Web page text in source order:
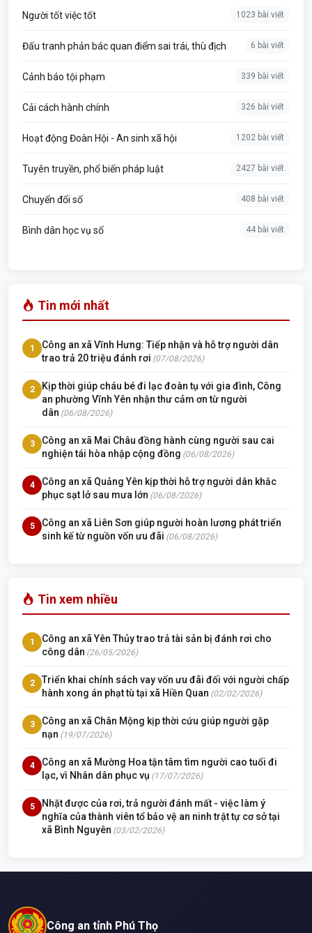
Người tốt việc tốt 1023 bài viết
Đấu tranh phản bác quan điểm sai trái, thù địch 6 bài viết
Cảnh báo tội phạm 339 bài viết
Cải cách hành chính 326 bài viết
Hoạt động Đoàn Hội - An sinh xã hội 1202 bài viết
Tuyên truyền, phổ biến pháp luật 2427 bài viết
Chuyển đổi số 408 bài viết
Bình dân học vụ số 44 bài viết
Tin mới nhất
1
Công an xã Vĩnh Hưng: Tiếp nhận và hỗ trợ người dân
trao trả 20 triệu đánh rơi (07/08/2026)
2
Kịp thời giúp cháu bé đi lạc đoàn tụ với gia đình, Công
an phường Vĩnh Yên nhận thư cảm ơn từ người
dân (06/08/2026)
3
Công an xã Mai Châu đồng hành cùng người sau cai
nghiện tái hòa nhập cộng đồng (06/08/2026)
4
Công an xã Quảng Yên kịp thời hỗ trợ người dân khắc
phục sạt lở sau mưa lớn (06/08/2026)
5
Công an xã Liên Sơn giúp người hoàn lương phát triển
sinh kế từ nguồn vốn ưu đãi (06/08/2026)
Tin xem nhiều
1
Công an xã Yên Thủy trao trả tài sản bị đánh rơi cho
công dân (26/05/2026)
2
Triển khai chính sách vay vốn ưu đãi đối với người chấp
hành xong án phạt tù tại xã Hiền Quan (02/02/2026)
3
Công an xã Chân Mộng kịp thời cứu giúp người gặp
nạn (19/07/2026)
4
Công an xã Mường Hoa tận tâm tìm người cao tuổi đi
lạc, vì Nhân dân phục vụ (17/07/2026)
5
Nhặt được của rơi, trả người đánh mất - việc làm ý
nghĩa của thành viên tổ bảo vệ an ninh trật tự cơ sở tại
xã Bình Nguyên (03/02/2026)
Công an tỉnh Phú Thọ